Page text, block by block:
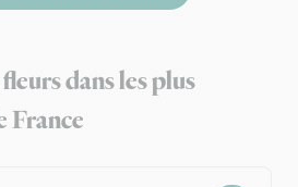
dans les plus
France